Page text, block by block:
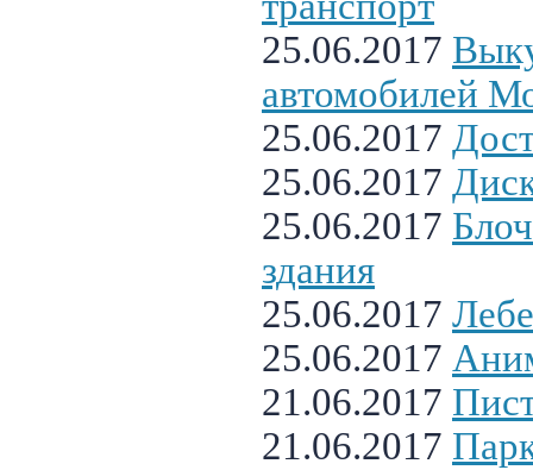
25.06.2017
автомобилей
25.06.2017
25.06.2017
25.06.2017
здания
25.06.2017
25.06.2017
21.06.2017
21.06.2017